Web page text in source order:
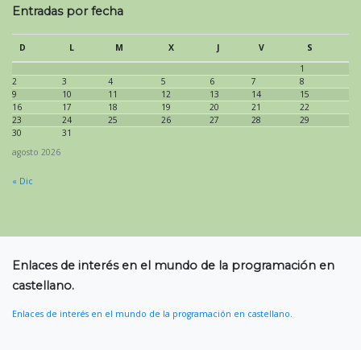
Entradas por fecha
agosto 2026
D L M X J V
S
1
2
3 4 5 6 7
8
9
10 11 12 13 14
15
16
17 18 19 20 21
22
23
24 25 26 27 28
29
30
31
« Dic
Enlaces de interés en el mundo de la programación en
castellano.
Enlaces de interés en el mundo de la programación en castellano.